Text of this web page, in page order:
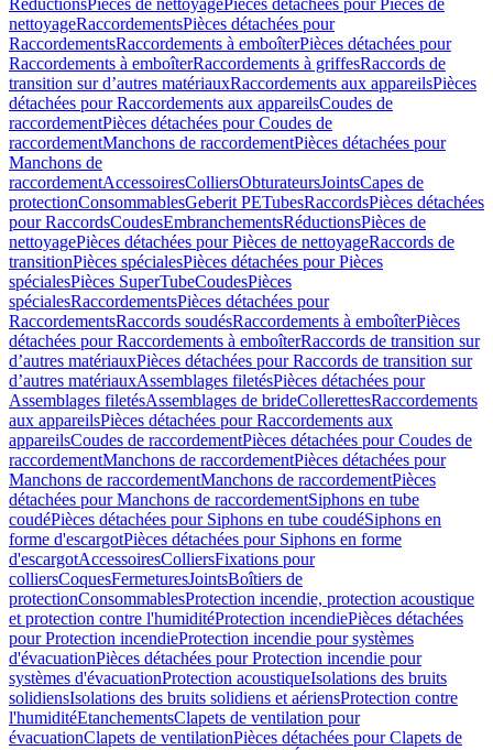
RéductionsPièces de nettoyagePièces détachées pour Pièces de
nettoyageRaccordementsPièces détachées pour
RaccordementsRaccordements à emboîterPièces détachées pour
Raccordements à emboîterRaccordements à griffesRaccords de
transition sur d’autres matériauxRaccordements aux appareilsPièces
détachées pour Raccordements aux appareilsCoudes de
raccordementPièces détachées pour Coudes de
raccordementManchons de raccordementPièces détachées pour
Manchons de
raccordementAccessoiresColliersObturateursJointsCapes de
protectionConsommablesGeberit PETubesRaccordsPièces détachées
pour RaccordsCoudesEmbranchementsRéductionsPièces de
nettoyagePièces détachées pour Pièces de nettoyageRaccords de
transitionPièces spécialesPièces détachées pour Pièces
spécialesPièces SuperTubeCoudesPièces
spécialesRaccordementsPièces détachées pour
RaccordementsRaccords soudésRaccordements à emboîterPièces
détachées pour Raccordements à emboîterRaccords de transition sur
d’autres matériauxPièces détachées pour Raccords de transition sur
d’autres matériauxAssemblages filetésPièces détachées pour
Assemblages filetésAssemblages de brideCollerettesRaccordements
aux appareilsPièces détachées pour Raccordements aux
appareilsCoudes de raccordementPièces détachées pour Coudes de
raccordementManchons de raccordementPièces détachées pour
Manchons de raccordementManchons de raccordementPièces
détachées pour Manchons de raccordementSiphons en tube
coudéPièces détachées pour Siphons en tube coudéSiphons en
forme d'escargotPièces détachées pour Siphons en forme
d'escargotAccessoiresColliersFixations pour
colliersCoquesFermeturesJointsBoîtiers de
protectionConsommablesProtection incendie, protection acoustique
et protection contre l'humiditéProtection incendiePièces détachées
pour Protection incendieProtection incendie pour systèmes
d'évacuationPièces détachées pour Protection incendie pour
systèmes d'évacuationProtection acoustiqueIsolations des bruits
solidiensIsolations des bruits solidiens et aériensProtection contre
l'humiditéEtanchementsClapets de ventilation pour
évacuationClapets de ventilationPièces détachées pour Clapets de